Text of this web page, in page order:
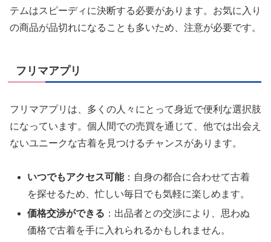
テムはスピーディに決断する必要があります。お気に入り
の商品が品切れになることも多いため、注意が必要です。
フリマアプリ
フリマアプリは、多くの人々にとって身近で便利な選択肢
になっています。個人間での売買を通じて、他では出会え
ないユニークな古着を見つけるチャンスがあります。
いつでもアクセス可能：自身の都合に合わせて古着
を探せるため、忙しい毎日でも気軽に楽しめます。
価格交渉ができる ：出品者との交渉により、思わぬ
価格で古着を手に入れられるかもしれません。